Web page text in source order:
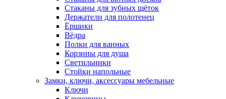
Стаканы для зубных щёток
Держатели для полотенец
Ёршики
Вёдра
Полки для ванных
Корзины для душа
Светильники
Стойки напольные
Замки, ключи, аксессуары мебельные
Ключи